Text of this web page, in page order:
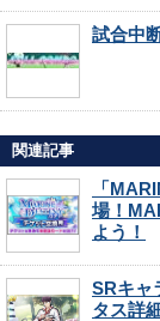
試合中
関連記事
「
場！
よう！
SRキャ
タス詳